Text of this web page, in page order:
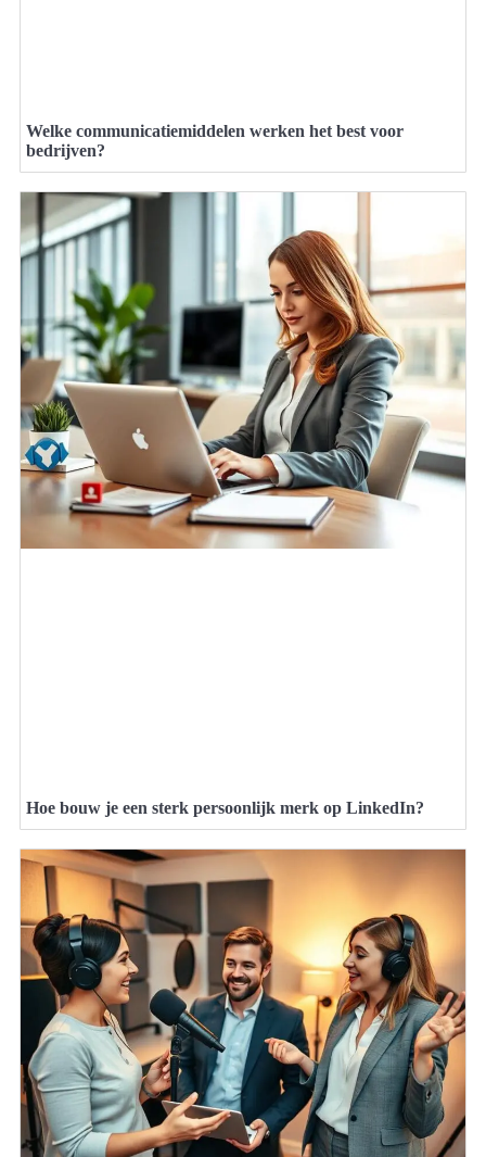
Welke communicatiemiddelen werken het best voor
bedrijven?
Hoe bouw je een sterk persoonlijk merk op LinkedIn?